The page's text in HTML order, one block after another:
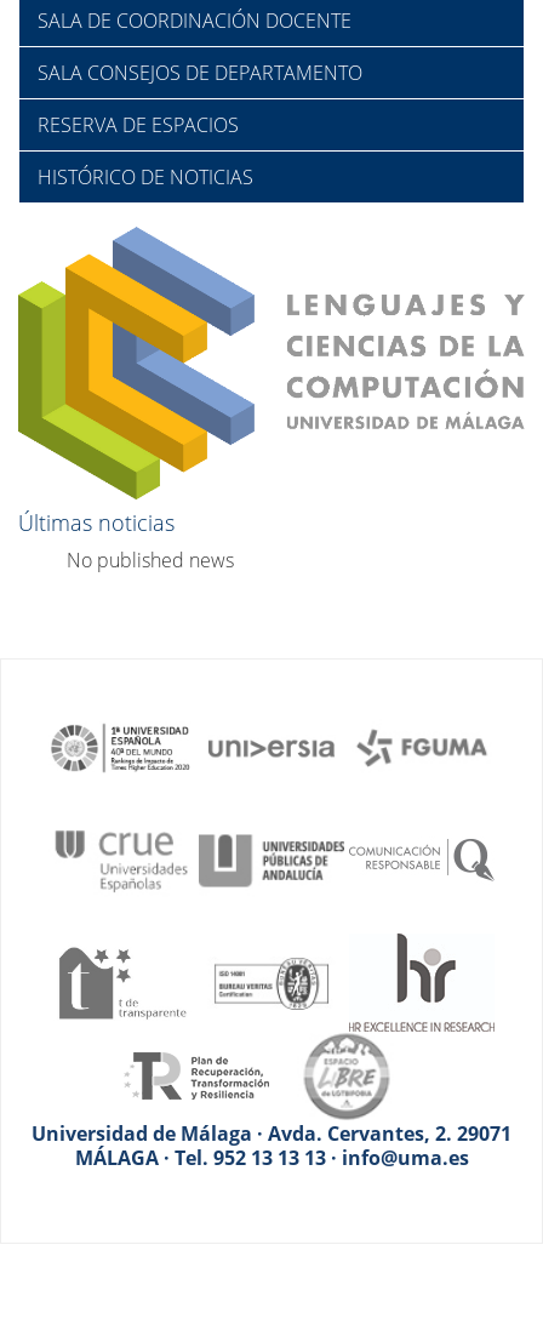
SALA DE COORDINACIÓN DOCENTE
SALA CONSEJOS DE DEPARTAMENTO
RESERVA DE ESPACIOS
HISTÓRICO DE NOTICIAS
Últimas noticias
No published news
Universidad de Málaga · Avda. Cervantes, 2. 29071
MÁLAGA · Tel. 952 13 13 13 · info@uma.es